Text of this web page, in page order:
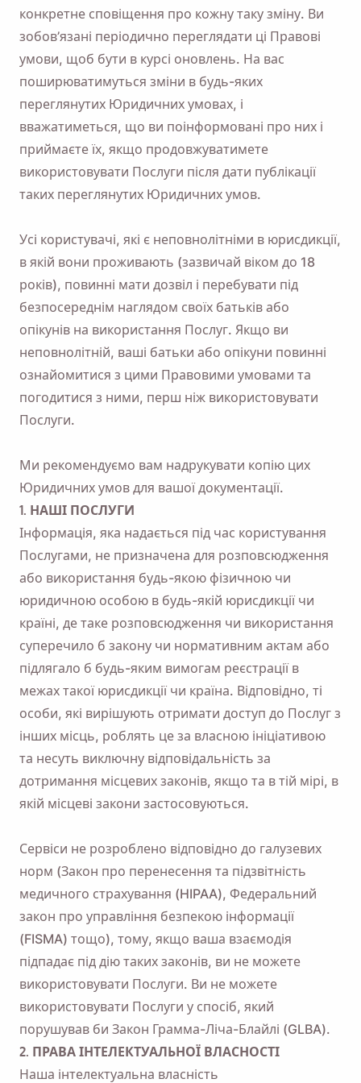
конкретне сповіщення про кожну таку зміну. Ви
зобов’язані періодично переглядати ці Правові
умови, щоб бути в курсі оновлень. На вас
поширюватимуться зміни в будь-яких
переглянутих Юридичних умовах, і
вважатиметься, що ви поінформовані про них і
приймаєте їх, якщо продовжуватимете
використовувати Послуги після дати публікації
таких переглянутих Юридичних умов.
Усі користувачі, які є неповнолітніми в юрисдикції,
в якій вони проживають (зазвичай віком до 18
років), повинні мати дозвіл і перебувати під
безпосереднім наглядом своїх батьків або
опікунів на використання Послуг. Якщо ви
неповнолітній, ваші батьки або опікуни повинні
ознайомитися з цими Правовими умовами та
погодитися з ними, перш ніж використовувати
Послуги.
Ми рекомендуємо вам надрукувати копію цих
Юридичних умов для вашої документації.
1. НАШІ ПОСЛУГИ
Інформація, яка надається під час користування
Послугами, не призначена для розповсюдження
або використання будь-якою фізичною чи
юридичною особою в будь-якій юрисдикції чи
країні, де таке розповсюдження чи використання
суперечило б закону чи нормативним актам або
підлягало б будь-яким вимогам реєстрації в
межах такої юрисдикції чи країна. Відповідно, ті
особи, які вирішують отримати доступ до Послуг з
інших місць, роблять це за власною ініціативою
та несуть виключну відповідальність за
дотримання місцевих законів, якщо та в тій мірі, в
якій місцеві закони застосовуються.
Сервіси не розроблено відповідно до галузевих
норм (Закон про перенесення та підзвітність
медичного страхування (HIPAA), Федеральний
закон про управління безпекою інформації
(FISMA) тощо), тому, якщо ваша взаємодія
підпадає під дію таких законів, ви не можете
використовувати Послуги. Ви не можете
використовувати Послуги у спосіб, який
порушував би Закон Грамма-Ліча-Блайлі (GLBA).
2. ПРАВА ІНТЕЛЕКТУАЛЬНОЇ ВЛАСНОСТІ
Наша інтелектуальна власність